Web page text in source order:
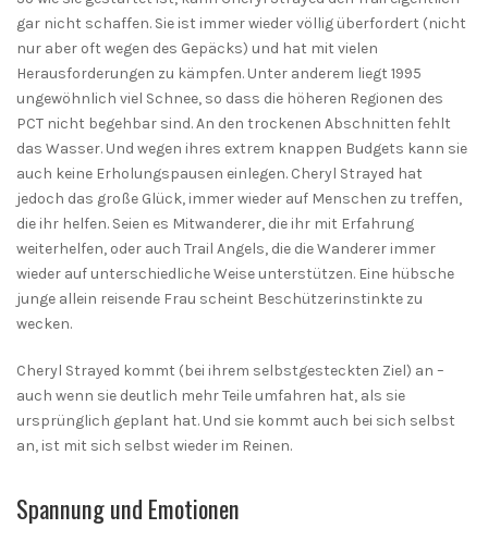
gar nicht schaffen. Sie ist immer wieder völlig überfordert (nicht
nur aber oft wegen des Gepäcks) und hat mit vielen
Herausforderungen zu kämpfen. Unter anderem liegt 1995
ungewöhnlich viel Schnee, so dass die höheren Regionen des
PCT nicht begehbar sind. An den trockenen Abschnitten fehlt
das Wasser. Und wegen ihres extrem knappen Budgets kann sie
auch keine Erholungspausen einlegen. Cheryl Strayed hat
jedoch das große Glück, immer wieder auf Menschen zu treffen,
die ihr helfen. Seien es Mitwanderer, die ihr mit Erfahrung
weiterhelfen, oder auch Trail Angels, die die Wanderer immer
wieder auf unterschiedliche Weise unterstützen. Eine hübsche
junge allein reisende Frau scheint Beschützerinstinkte zu
wecken.
Cheryl Strayed kommt (bei ihrem selbstgesteckten Ziel) an –
auch wenn sie deutlich mehr Teile umfahren hat, als sie
ursprünglich geplant hat. Und sie kommt auch bei sich selbst
an, ist mit sich selbst wieder im Reinen.
Spannung und Emotionen